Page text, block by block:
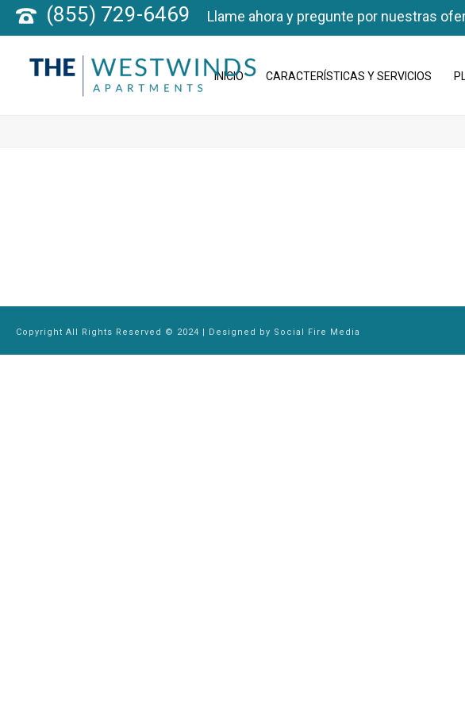
(855) 729-6469 Llame ahora y pregunte por nuestras
INICIO CARACTERÍSTICAS Y SERVICIOS
Copyright All Rights Reserved © 2024 | Designed by Social Fire Media